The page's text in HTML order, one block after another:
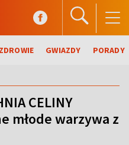
ZDROWIE GWIAZDY PORADY
CELINY
młode warzywa z